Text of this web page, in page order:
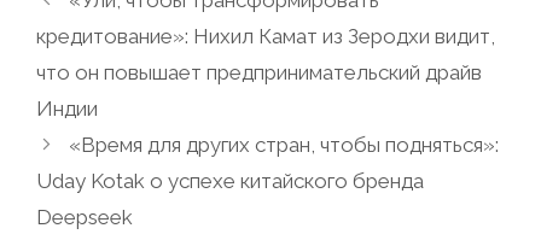
кредитование»: Нихил Камат из Зеродхи видит,
что он повышает предпринимательский драйв
Индии
«Время для других стран, чтобы подняться»:
Uday Kotak о успехе китайского бренда
Deepseek